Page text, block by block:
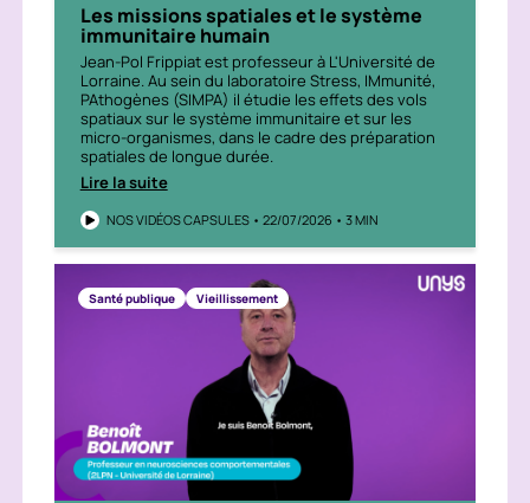
Les missions spatiales et le système
immunitaire humain
Jean-Pol Frippiat est professeur à L'Université de
Lorraine. Au sein du laboratoire Stress, IMmunité,
PAthogènes (SIMPA) il étudie les effets des vols
spatiaux sur le système immunitaire et sur les
micro-organismes, dans le cadre des préparation
spatiales de longue durée.
Lire la suite
NOS VIDÉOS CAPSULES • 22/07/2026 • 3 MIN
Santé publique Vieillissement